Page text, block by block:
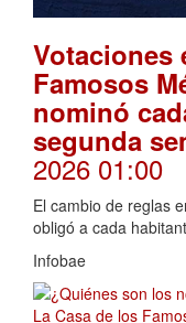
Votaciones
Famosos
nominó
segunda
2026 01:00
El cambio de reglas
obligó a cada
Infobae